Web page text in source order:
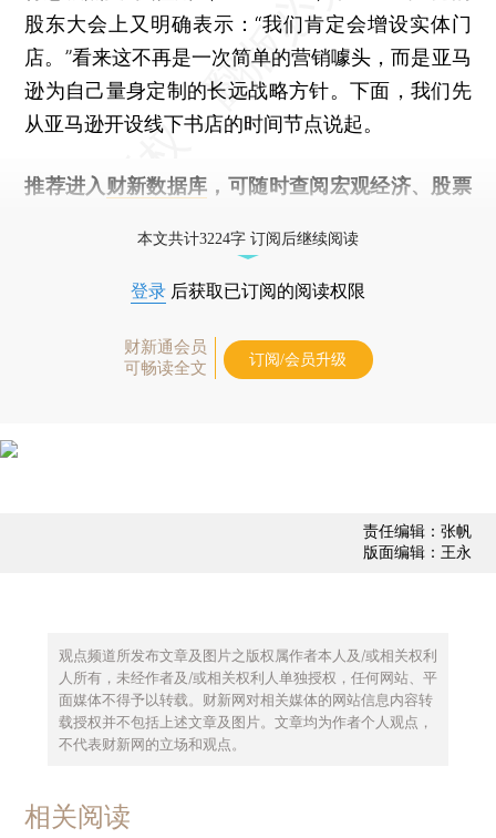
股东大会上又明确表示：“我们肯定会增设实体门
店。”看来这不再是一次简单的营销噱头，而是亚马
逊为自己量身定制的长远战略方针。下面，我们先
从亚马逊开设线下书店的时间节点说起。
推荐进入 财新数据库 ，可随时查阅宏观经济、股票
本文共计3224字 订阅后继续阅读
登录 后获取已订阅的阅读权限
财新通会员
可畅读全文
订阅/会员升级
责任编辑：张帆
版面编辑：王永
观点频道所发布文章及图片之版权属作者本人及/或相关权利
人所有，未经作者及/或相关权利人单独授权，任何网站、平
面媒体不得予以转载。财新网对相关媒体的网站信息内容转
载授权并不包括上述文章及图片。文章均为作者个人观点，
不代表财新网的立场和观点。
相关阅读